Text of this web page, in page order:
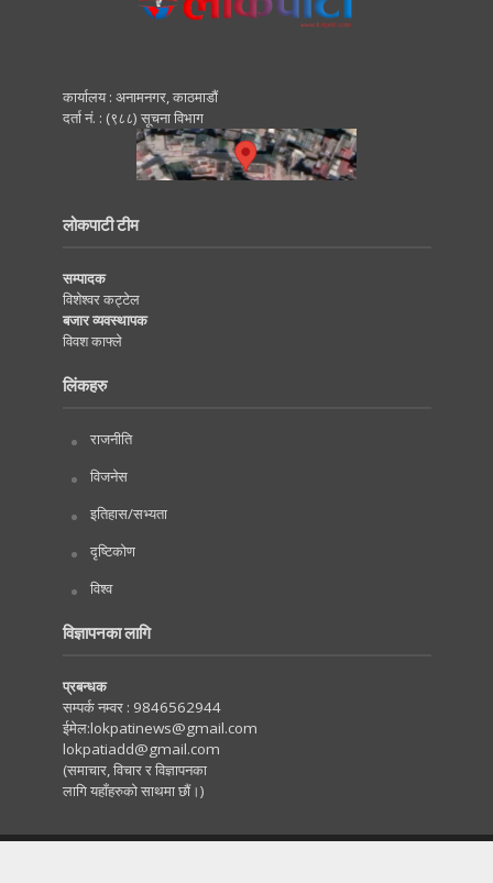
कार्यालय : अनामनगर, काठमाडाैं
दर्ता नं. : (९८८) सूचना विभाग
लोकपाटी टीम
सम्पादक
विशेश्वर कट्टेल
बजार व्यवस्थापक
विवश काफ्ले
लिंकहरु
राजनीति
विजनेस
इतिहास/सभ्यता
दृष्टिकोण
विश्व
विज्ञापनका लागि
प्रबन्धक
सम्पर्क नम्वर : 9846562944
ईमेल:lokpatinews@gmail.com
lokpatiadd@gmail.com
(समाचार, विचार र विज्ञापनका
लागि यहाँहरुको साथमा छौं।)